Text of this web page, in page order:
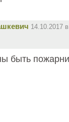
14.10.2017
быть